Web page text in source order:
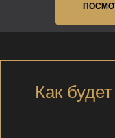
Как